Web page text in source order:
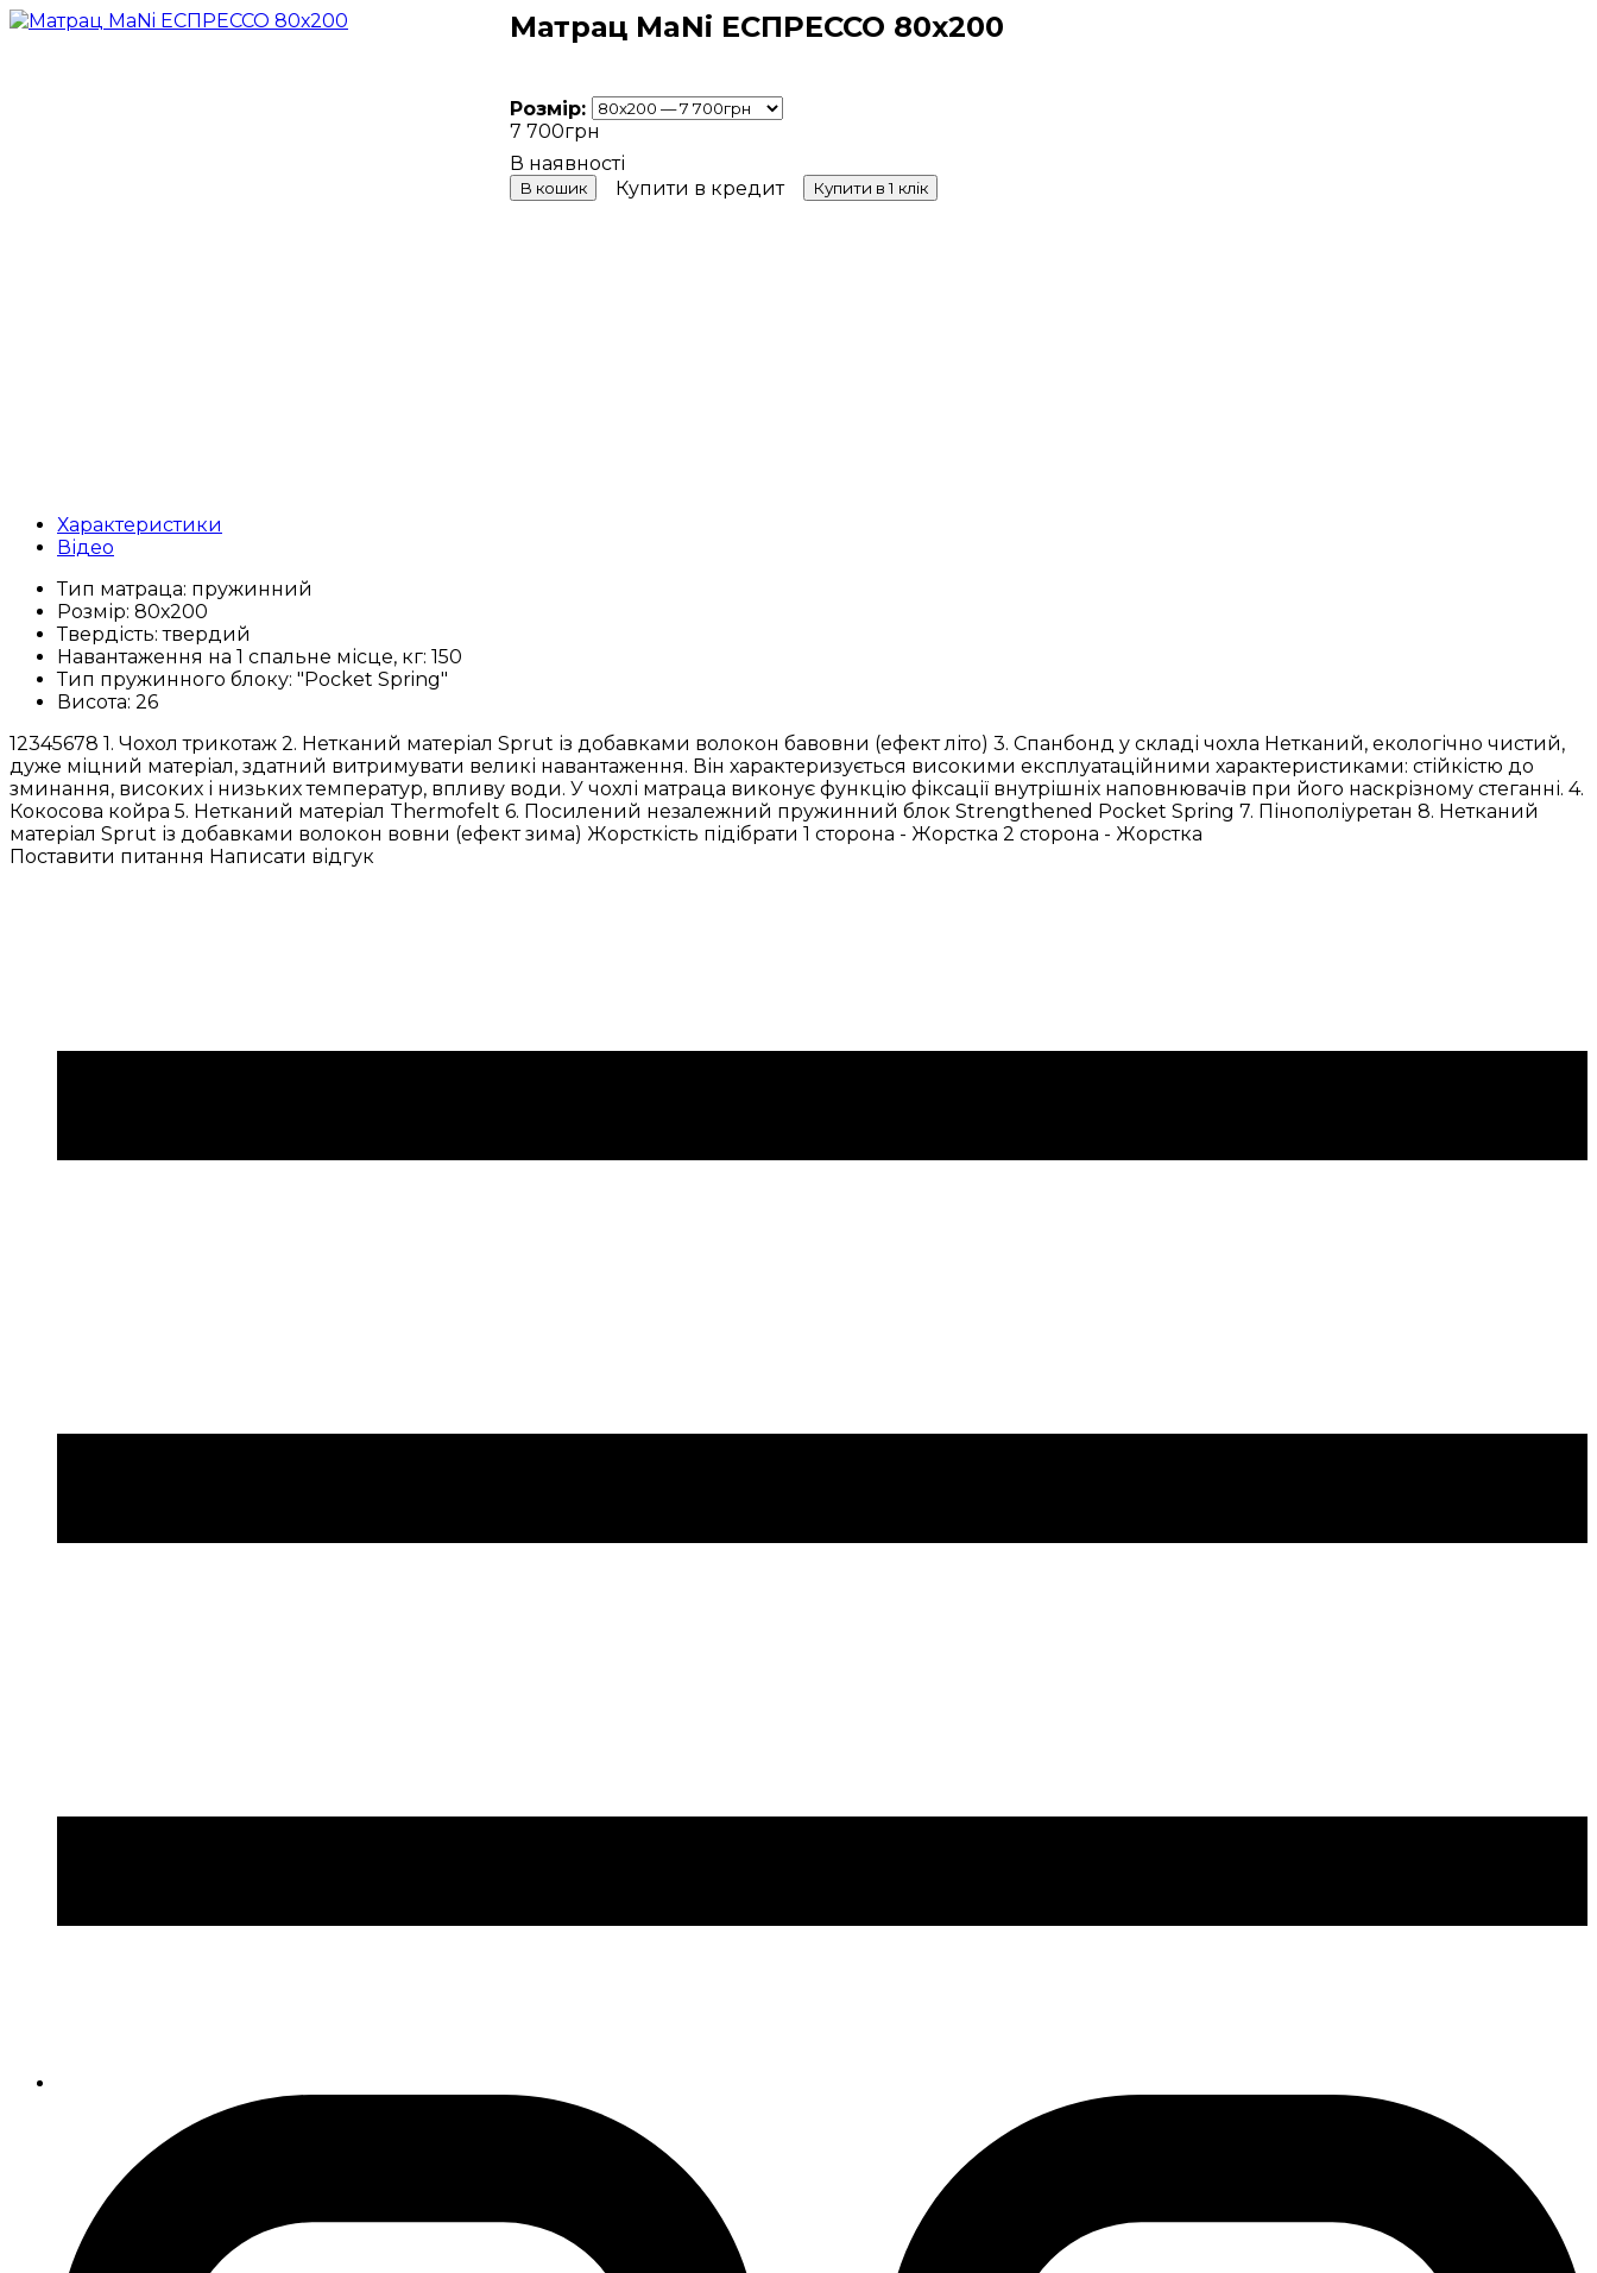
Матрац MaNi ЕСПРЕССО 80х200
Розмір:
7 700грн
В кошик Купити в кредит Купити в 1 клік
Характеристики
Відео
Тип матраца: пружинний
Розмір: 80х200
Твердість:твердий
Навантаження на 1 спальне місце, кг: 150
Тип пружинного блоку: "Pocket Spring"
Висота: 26
12345678 1. Чохол трикотаж 2. Нетканий матеріал Sprut із добавками волокон бавовни (ефект літо) 3. Спанбонд у складі чохла Нетканий, екологічно чистий,
дуже міцний матеріал, здатний витримувати великі навантаження. Він характеризується високими експлуатаційними характеристиками: стійкістю до
зминання, високих і низьких температур, впливу води. У чохлі матраца виконує функцію фіксації внутрішніх наповнювачів при його наскрізному стеганні. 4.
Кокосова койра 5. Нетканий матеріал Thermofelt 6. Посилений незалежний пружинний блок Strengthened Pocket Spring 7. Пінополіуретан 8. Нетканий
матеріал Sprut із добавками волокон вовни (ефект зима) Жорсткість підібрати 1 сторона - Жорстка 2 сторона - Жорстка
Поставити питання Написати відгук